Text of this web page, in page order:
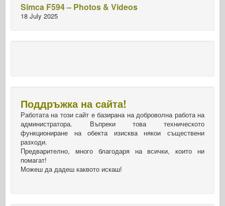
Simca F594 – Photos & Videos
18 July 2025
Поддръжка на сайта!
Работата на този сайт е базирана на доброволна работа на
администратора. Въпреки това техническото
функциониране на обекта изисква някои съществени
разходи.
Предварително, много благодаря на всички, които ни
помагат!
Можеш да дадеш каквото искаш!